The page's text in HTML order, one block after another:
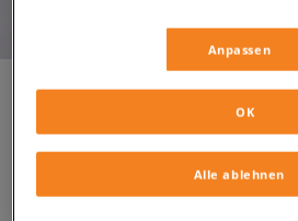
Anpassen
Alle ablehnen
OK